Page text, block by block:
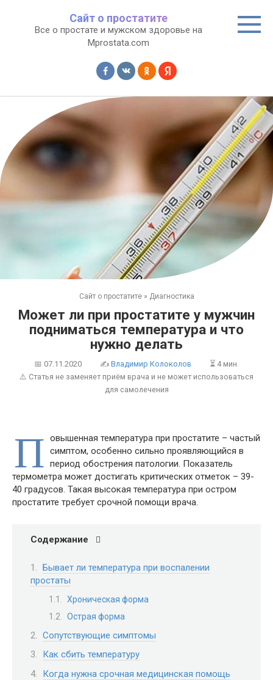
контенту
Сайт о простатите
Все о простате и мужском здоровье на
Mprostata.com
Сайт о простатите » Диагностика
Может ли при простатите у мужчин
подниматься температура и что
нужно делать
📅 07.11.2020 ✍ Владимир Колоколов
⏳ 4 мин.
⚠️ Статья не заменяет приём врача и не может использоваться
для самолечения
П овышенная температура при простатите – частый
симптом, особенно сильно проявляющийся в
период обострения патологии. Показатель
термометра может достигать критических отметок – 39-
40 градусов. Такая высокая температура при остром
простатите требует срочной помощи врача.
Содержание
Бывает ли температура при воспалении
простаты
Хроническая форма
Острая форма
Сопутствующие симптомы
Как сбить температуру
Когда нужна срочная медицинская помощь